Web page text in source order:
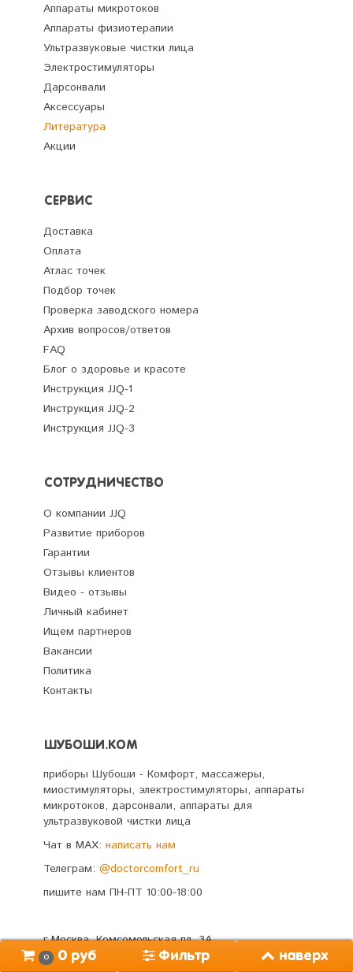
Аппараты микротоков
Аппараты физиотерапии
Ультразвуковые чистки лица
Электростимуляторы
Дарсонвали
Аксессуары
Литература
Акции
СЕРВИС
Доставка
Оплата
Атлас точек
Подбор точек
Проверка заводского номера
Архив вопросов/ответов
FAQ
Блог о здоровье и красоте
Инструкция JJQ-1
Инструкция JJQ-2
Инструкция JJQ-3
СОТРУДНИЧЕСТВО
О компании JJQ
Развитие приборов
Гарантии
Отзывы клиентов
Видео - отзывы
Личный кабинет
Ищем партнеров
Вакансии
Политика
Контакты
ШУБОШИ.КОМ
приборы Шубоши - Комфорт, массажеры,
миостимуляторы, электростимуляторы, аппараты
микротоков, дарсонвали, аппараты для
ультразвуковой чистки лица
Чат в MAX: написать нам
Телеграм: @doctorcomfort_ru
пишите нам ПН-ПТ 10:00-18:00
г.Москва, Комсомольская пл. 3А
0 0 руб Фильтр наверх